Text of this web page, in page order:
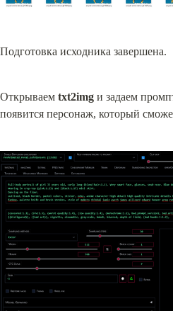
Подготовка исходника завершена.
Открываем txt2img и задаем
появится персонаж, который